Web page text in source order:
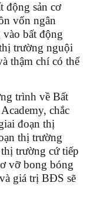
động sản cơ
vốn ngân
bất động
trường nguội
thậm chí có thể
trình về Bất
chắc
đoạn thị
thị trường
trường cứ tiếp
vỡ bong bóng
giá trị BĐS sẽ